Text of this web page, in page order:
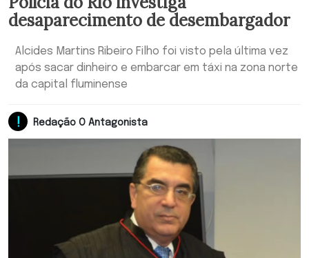
desaparecimento de desembargador
Alcides Martins Ribeiro Filho foi visto pela última vez
após sacar dinheiro e embarcar em táxi na zona norte
da capital fluminense
Redação O Antagonista